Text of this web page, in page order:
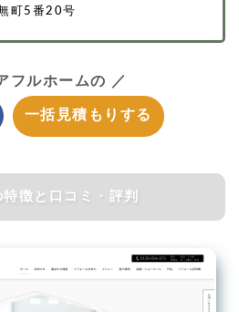
町5番20号
フルホームの ／
一括見積もりする
特徴と口コミ・評判